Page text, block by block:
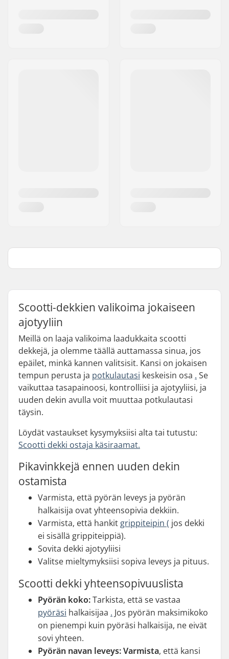
Scootti-dekkien valikoima jokaiseen
ajotyyliin
Meillä on laaja valikoima laadukkaita scootti
dekkejä, ja olemme täällä auttamassa sinua, jos
epäilet, minkä kannen valitsisit. Kansi on jokaisen
tempun perusta ja potkulautasi keskeisin osa . Se
vaikuttaa tasapainoosi, kontrolliisi ja ajotyyliisi, ja
uuden dekin avulla voit muuttaa potkulautasi
täysin.
Löydät vastaukset kysymyksiisi alta tai tutustu:
Scootti dekki ostaja käsiraamat.
Pikavinkkejä ennen uuden dekin
ostamista
Varmista, että pyörän leveys ja pyörän
halkaisija ovat yhteensopivia dekkiin.
Varmista, että hankit grippiteipin ( jos dekki
ei sisällä grippiteippiä).
Sovita dekki ajotyyliisi
Valitse mieltymyksiisi sopiva leveys ja pituus.
Scootti dekki yhteensopivuuslista
Pyörän koko:Tarkista, että se vastaa
pyöräsi halkaisijaa . Jos pyörän maksimikoko
on pienempi kuin pyöräsi halkaisija, ne eivät
sovi yhteen.
Pyörän navan leveys: Varmista, että kansi